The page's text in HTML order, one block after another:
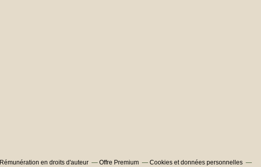
Rémunération en droits d'auteur Offre Premium
Cookies et données personnelles